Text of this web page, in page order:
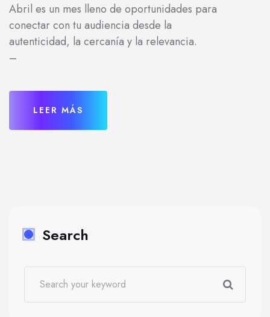
Abril es un mes lleno de oportunidades para
conectar con tu audiencia desde la
autenticidad, la cercanía y la relevancia.
–
LEER MÁS
Search